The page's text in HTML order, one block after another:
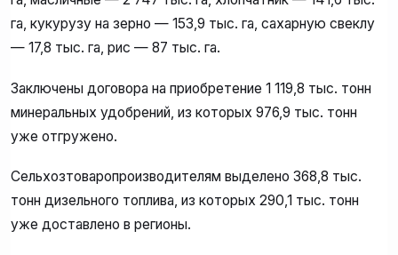
га, кукурузу на зерно — 153,9 тыс. га, сахарную свеклу
— 17,8 тыс. га, рис — 87 тыс. га.
Заключены договора на приобретение 1 119,8 тыс. тонн
минеральных удобрений, из которых 976,9 тыс. тонн
уже отгружено.
Сельхозтоваропроизводителям выделено 368,8 тыс.
тонн дизельного топлива, из которых 290,1 тыс. тонн
уже доставлено в регионы.